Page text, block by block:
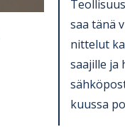
saa tänä
nit­te­lut
saa­jille ja
kuussa